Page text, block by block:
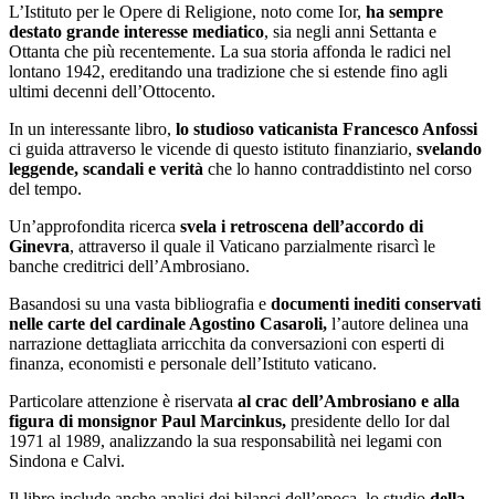
L’Istituto per le Opere di Religione, noto come Ior, ha sempre
destato grande interesse mediatico, sia negli anni Settanta e
Ottanta che più recentemente. La sua storia affonda le radici nel
lontano 1942, ereditando una tradizione che si estende fino agli
ultimi decenni dell’Ottocento.
In un interessante libro, lo studioso vaticanista Francesco Anfossi
ci guida attraverso le vicende di questo istituto finanziario, svelando
leggende, scandali e verità che lo hanno contraddistinto nel corso
del tempo.
Un’approfondita ricerca svela i retroscena dell’accordo di
Ginevra, attraverso il quale il Vaticano parzialmente risarcì le
banche creditrici dell’Ambrosiano.
Basandosi su una vasta bibliografia e documenti inediti conservati
nelle carte del cardinale Agostino Casaroli, l’autore delinea una
narrazione dettagliata arricchita da conversazioni con esperti di
finanza, economisti e personale dell’Istituto vaticano.
Particolare attenzione è riservata al crac dell’Ambrosiano e alla
figura di monsignor Paul Marcinkus, presidente dello Ior dal
1971 al 1989, analizzando la sua responsabilità nei legami con
Sindona e Calvi.